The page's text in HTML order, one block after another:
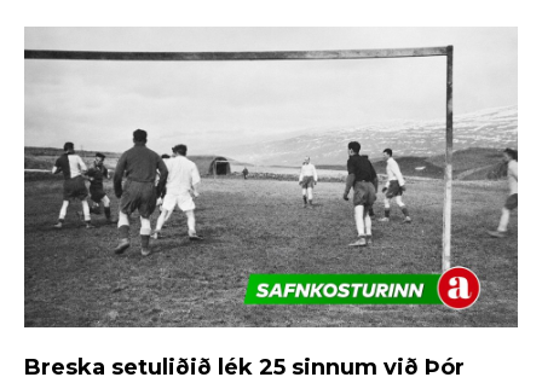
Breska setuliðið lék 25 sinnum við Þór